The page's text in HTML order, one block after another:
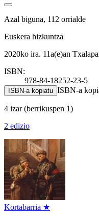
Azal biguna, 112 orrialde
Euskera hizkuntza
2020ko ira. 11a(e)an
ISBN:
978-84-18252-23-5
ISBN-a kopiatu ISBN-a
4 izar(berrikuspen 1)
2 edizio
Kortabarria ★